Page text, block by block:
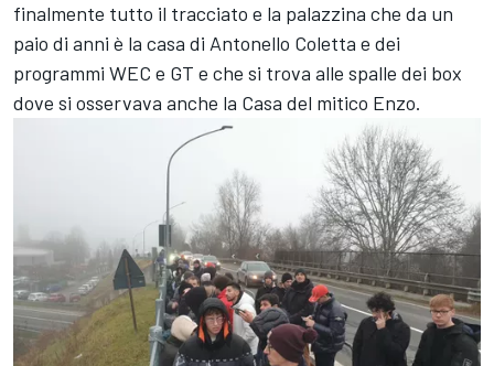
finalmente tutto il tracciato e la palazzina che da un
paio di anni è la casa di Antonello Coletta e dei
programmi WEC e GT e che si trova alle spalle dei box
dove si osservava anche la Casa del mitico Enzo.